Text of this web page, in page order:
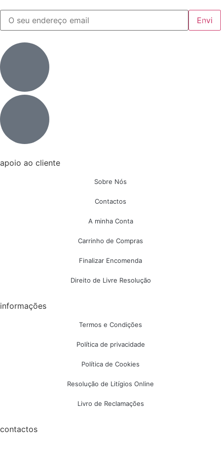
apoio ao cliente
Sobre Nós
Contactos
A minha Conta
Carrinho de Compras
Finalizar Encomenda
Direito de Livre Resolução
informações
Termos e Condições
Política de privacidade
Política de Cookies
Resolução de Litígios Online
Livro de Reclamações
contactos